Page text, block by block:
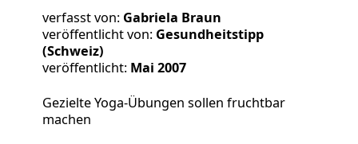
verfasst von: Gabriela Braun
veröffentlicht von: Gesundheitstipp
(Schweiz)
veröffentlicht: Mai 2007
Gezielte Yoga-Übungen sollen fruchtbar
machen